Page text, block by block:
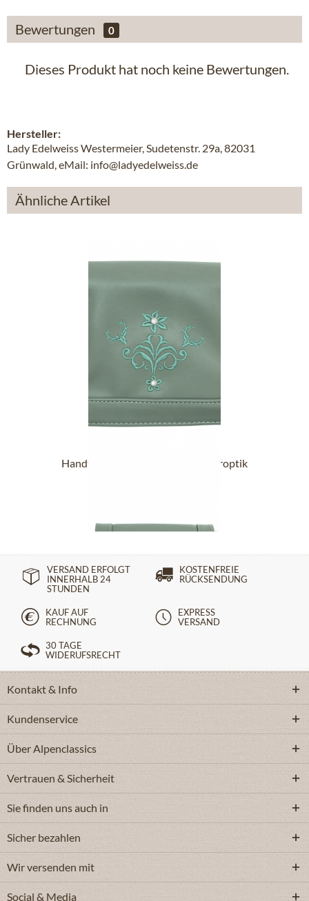
Bewertungen 0
Dieses Produkt hat noch keine Bewertungen.
Hersteller:
Lady Edelweiss Westermeier, Sudetenstr. 29a, 82031
Grünwald, eMail: info@ladyedelweiss.de
Ähnliche Artikel
Handtasche 30965 petrol in Lederoptik
VERSAND ERFOLGT
INNERHALB 24
STUNDEN
KOSTENFREIE
RÜCKSENDUNG
KAUF AUF
RECHNUNG
EXPRESS
VERSAND
30 TAGE
WIDERUFSRECHT
Kontakt & Info
Kundenservice
Über Alpenclassics
Vertrauen & Sicherheit
Sie finden uns auch in
Sicher bezahlen
Wir versenden mit
Social & Media